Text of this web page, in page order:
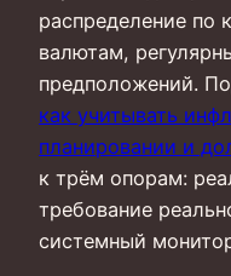
распределение по
валютам,
предположений.
как учитывать
планировании и
к трём опорам:
требование
системный